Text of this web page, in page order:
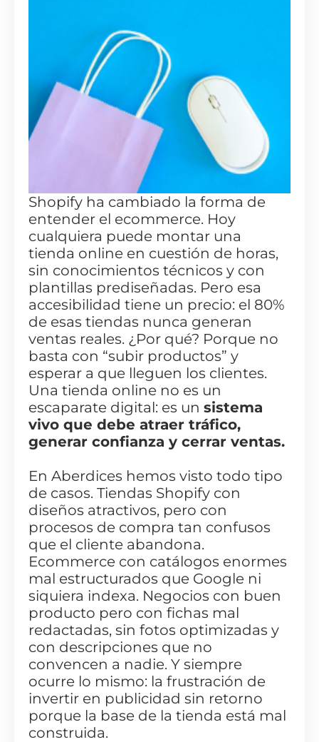
Shopify ha cambiado la forma de
entender el ecommerce. Hoy
cualquiera puede montar una
tienda online en cuestión de horas,
sin conocimientos técnicos y con
plantillas prediseñadas. Pero esa
accesibilidad tiene un precio: el 80%
de esas tiendas nunca generan
ventas reales. ¿Por qué? Porque no
basta con “subir productos” y
esperar a que lleguen los clientes.
Una tienda online no es un
escaparate digital: es un sistema
vivo que debe atraer tráfico,
generar confianza y cerrar ventas.
En Aberdices hemos visto todo tipo
de casos. Tiendas Shopify con
diseños atractivos, pero con
procesos de compra tan confusos
que el cliente abandona.
Ecommerce con catálogos enormes
mal estructurados que Google ni
siquiera indexa. Negocios con buen
producto pero con fichas mal
redactadas, sin fotos optimizadas y
con descripciones que no
convencen a nadie. Y siempre
ocurre lo mismo: la frustración de
invertir en publicidad sin retorno
porque la base de la tienda está mal
construida.